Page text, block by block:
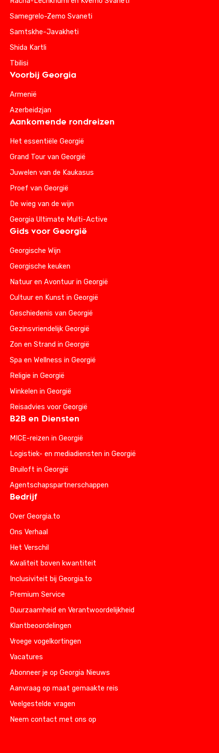
Samegrelo-Zemo Svaneti
Samtskhe-Javakheti
Shida Kartli
Tbilisi
Voorbij Georgia
Armenië
Azerbeidzjan
Aankomende rondreizen
Het essentiële Georgië
Grand Tour van Georgië
Juwelen van de Kaukasus
Proef van Georgië
De wieg van de wijn
Georgia Ultimate Multi-Active
Gids voor Georgië
Georgische Wijn
Georgische keuken
Natuur en Avontuur in Georgië
Cultuur en Kunst in Georgië
Geschiedenis van Georgië
Gezinsvriendelijk Georgië
Zon en Strand in Georgië
Spa en Wellness in Georgië
Religie in Georgië
Winkelen in Georgië
Reisadvies voor Georgië
B2B en Diensten
MICE-reizen in Georgië
Logistiek- en mediadiensten in Georgië
Bruiloft in Georgië
Agentschapspartnerschappen
Bedrijf
Over Georgia.to
Ons Verhaal
Het Verschil
Kwaliteit boven kwantiteit
Inclusiviteit bij Georgia.to
Premium Service
Duurzaamheid en Verantwoordelijkheid
Klantbeoordelingen
Vroege vogelkortingen
Vacatures
Abonneer je op Georgia Nieuws
Aanvraag op maat gemaakte reis
Veelgestelde vragen
Neem contact met ons op